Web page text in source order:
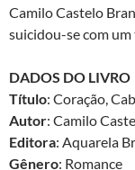
Camilo Castelo
suicidou-se com um
DADOS DO LIVRO
Título: Coração,
Autor: Camilo
Editora: Aquarela
Gênero: Romance